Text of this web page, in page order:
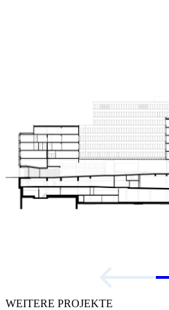
WEITERE PROJEKTE